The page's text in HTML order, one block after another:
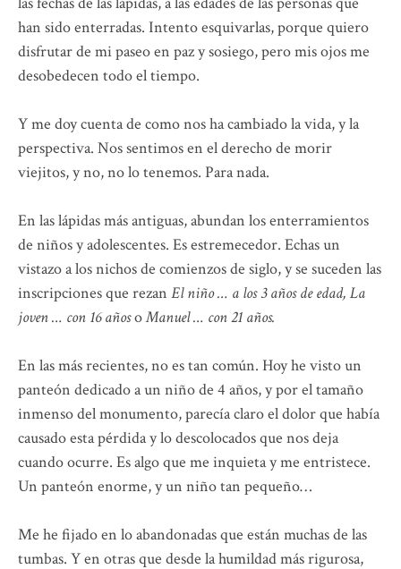
han sido enterradas. Intento esquivarlas, porque quiero
disfrutar de mi paseo en paz y sosiego, pero mis ojos me
desobedecen todo el tiempo.
Y me doy cuenta de como nos ha cambiado la vida, y la
perspectiva. Nos sentimos en el derecho de morir
viejitos, y no, no lo tenemos. Para nada.
En las lápidas más antiguas, abundan los enterramientos
de niños y adolescentes. Es estremecedor. Echas un
vistazo a los nichos de comienzos de siglo, y se suceden las
inscripciones que rezan El niño … a los 3 años de edad, La
joven … con 16 añosoManuel … con 21 años.
En las más recientes, no es tan común. Hoy he visto un
panteón dedicado a un niño de 4 años, y por el tamaño
inmenso del monumento, parecía claro el dolor que había
causado esta pérdida y lo descolocados que nos deja
cuando ocurre. Es algo que me inquieta y me entristece.
Un panteón enorme, y un niño tan pequeño…
Me he fijado en lo abandonadas que están muchas de las
tumbas. Y en otras que desde la humildad más rigurosa,